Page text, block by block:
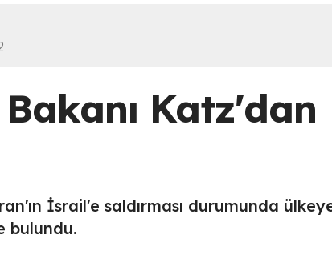
Katz'dan
İsrail'e saldırması durumunda
bulundu.